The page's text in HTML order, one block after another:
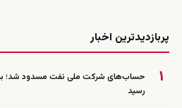
پربازدیدترین اخبار
۱
حساب‌های شرکت ملی نفت مسدود شد؛
رسید